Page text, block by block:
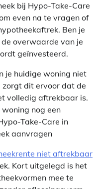
bij Hypo-Take-Care
even na te vragen of
Ben je
overwaarde van je
geïnvesteerd.
je huidige woning niet
dit ervoor dat de
volledig aftrekbaar is.
nog een
Take-Care in
aanvragen
niet aftrekbaar
Kort uitgelegd is het
mee te